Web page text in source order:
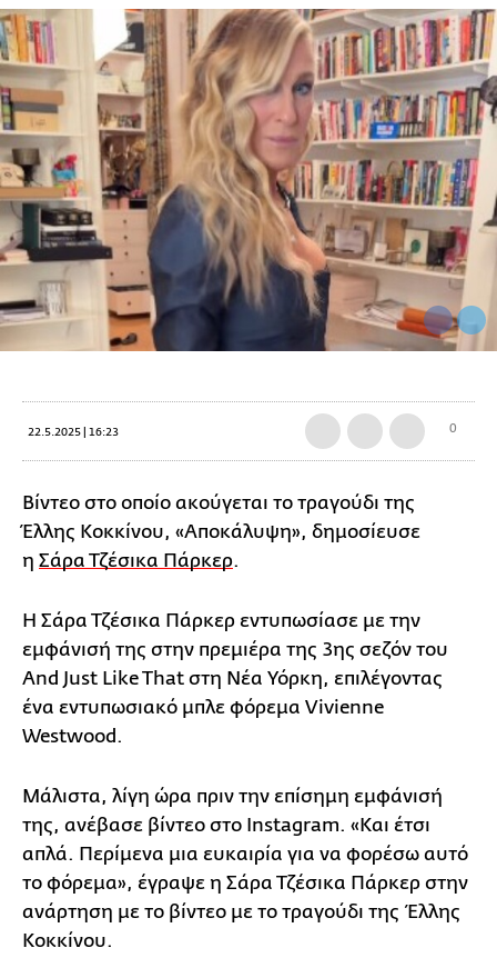
22.5.2025 | 16:23 0
Βίντεο στο οποίο ακούγεται το τραγούδι της
Έλλης Κοκκίνου, «Αποκάλυψη», δημοσίευσε
η Σάρα Τζέσικα Πάρκερ.
Η Σάρα Τζέσικα Πάρκερ εντυπωσίασε με την
εμφάνισή της στην πρεμιέρα της 3ης σεζόν του
And Just Like That στη Νέα Υόρκη, επιλέγοντας
ένα εντυπωσιακό μπλε φόρεμα Vivienne
Westwood.
Μάλιστα, λίγη ώρα πριν την επίσημη εμφάνισή
της, ανέβασε βίντεο στο Instagram. «Και έτσι
απλά. Περίμενα μια ευκαιρία για να φορέσω αυτό
το φόρεμα», έγραψε η Σάρα Τζέσικα Πάρκερ στην
ανάρτηση με το βίντεο με το τραγούδι της Έλλης
Κοκκίνου.